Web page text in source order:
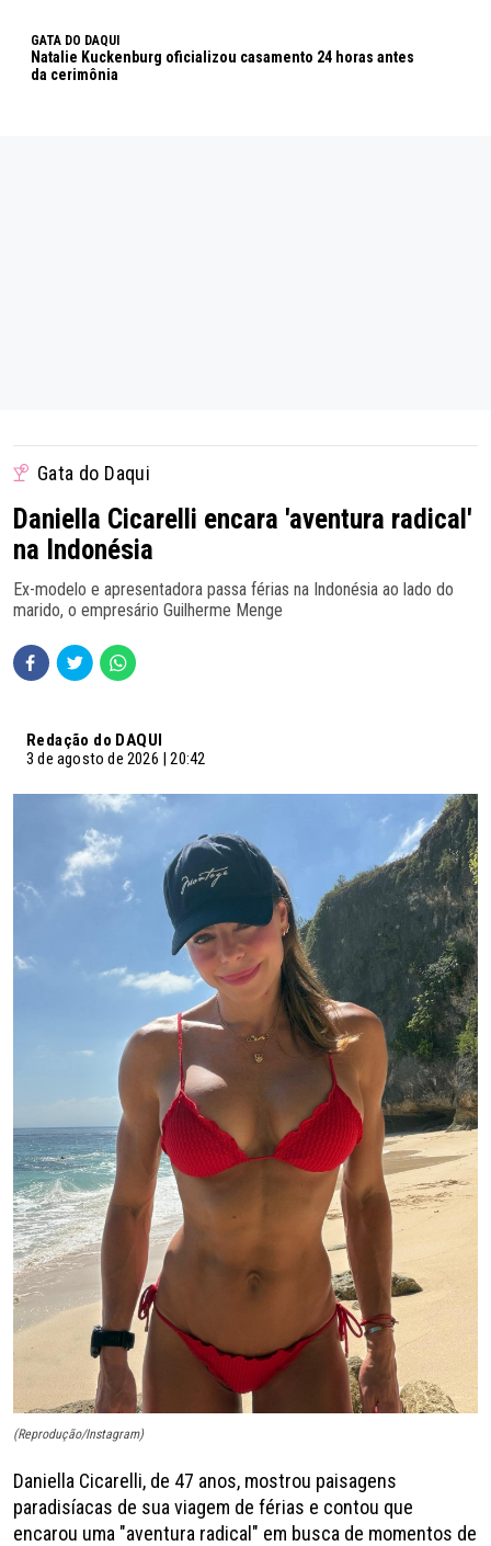
GATA DO DAQUI
Natalie Kuckenburg oficializou casamento 24 horas antes
da cerimônia
Gata do Daqui
Daniella Cicarelli encara 'aventura radical'
na Indonésia
Ex-modelo e apresentadora passa férias na Indonésia ao lado do
marido, o empresário Guilherme Menge
Redação do DAQUI
3 de agosto de 2026 | 20:42
(Reprodução/Instagram)
Daniella Cicarelli, de 47 anos, mostrou paisagens
paradisíacas de sua viagem de férias e contou que
encarou uma "aventura radical" em busca de momentos de